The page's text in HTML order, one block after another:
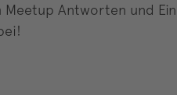
Meetup Antworten und